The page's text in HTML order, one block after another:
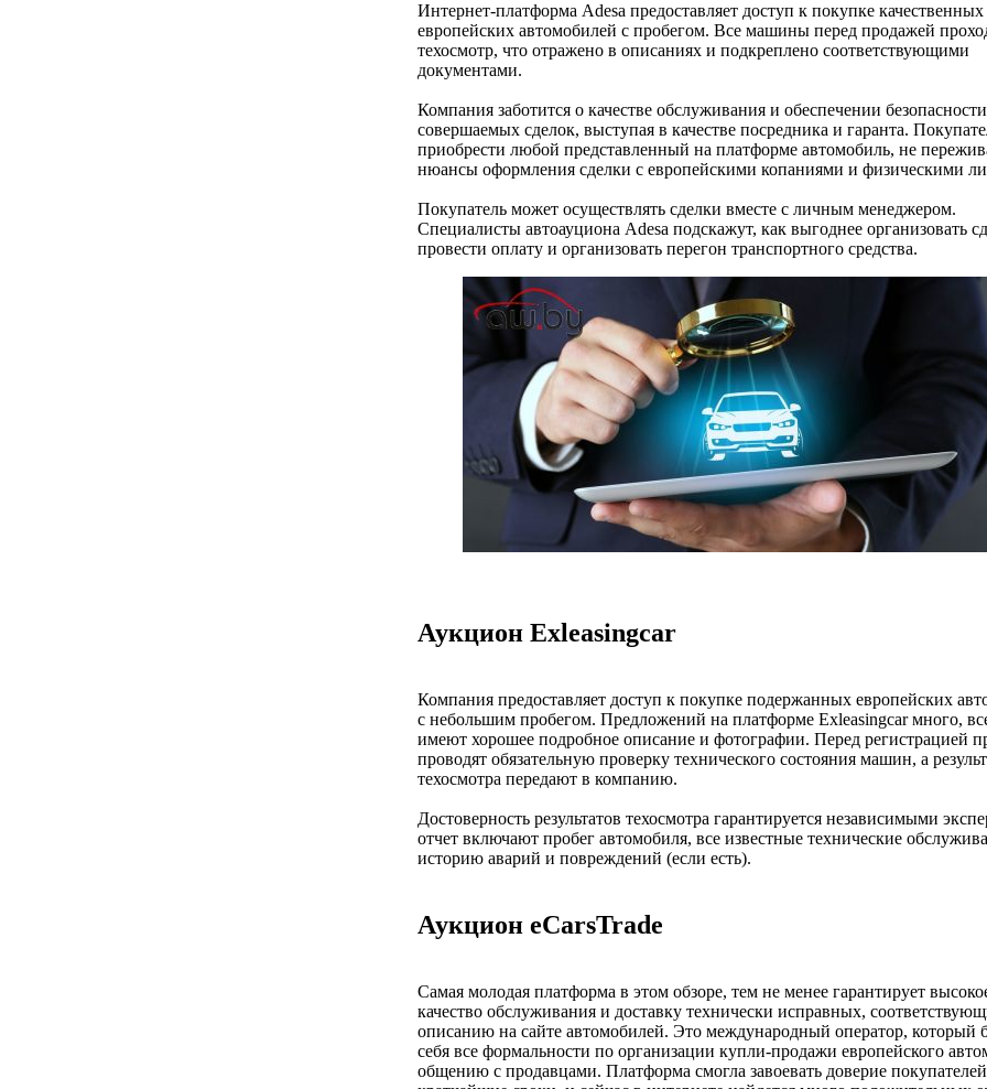
Интернет-платформа Adesa предоставляет доступ к покупке качественных
европейских автомобилей с пробегом. Все машины перед продажей
техосмотр, что отражено в описаниях и подкреплено соответствующими
документами.
Компания заботится о качестве обслуживания и обеспечении безопасности
совершаемых сделок, выступая в качестве посредника и гаранта.
приобрести любой представленный на платформе автомобиль, не
нюансы оформления сделки с европейскими копаниями и физическими
Покупатель может осуществлять сделки вместе с личным менеджером.
Специалисты автоауциона Adesa подскажут, как выгоднее организовать
провести оплату и организовать перегон транспортного средства.
Аукцион Exleasingcar
Компания предоставляет доступ к покупке подержанных европейских
с небольшим пробегом. Предложений на платформе Exleasingcar много,
имеют хорошее подробное описание и фотографии. Перед регистрацией
проводят обязательную проверку технического состояния машин, а
техосмотра передают в компанию.
Достоверность результатов техосмотра гарантируется независимыми
отчет включают пробег автомобиля, все известные технические
историю аварий и повреждений (если есть).
Аукцион eСarsTrade
Самая молодая платформа в этом обзоре, тем не менее гарантирует
качество обслуживания и доставку технически исправных,
описанию на сайте автомобилей. Это международный оператор, который
себя все формальности по организации купли-продажи европейского
общению с продавцами. Платформа смогла завоевать доверие